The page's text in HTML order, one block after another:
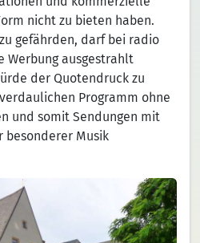
nicht zu bieten haben.
gefährden, darf bei radio
Werbung ausgestrahlt
der Quotendruck zu
Programm ohne
und somit Sendungen mit
besonderer Musik